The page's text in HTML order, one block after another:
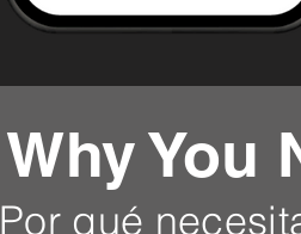
Why You
Por qué